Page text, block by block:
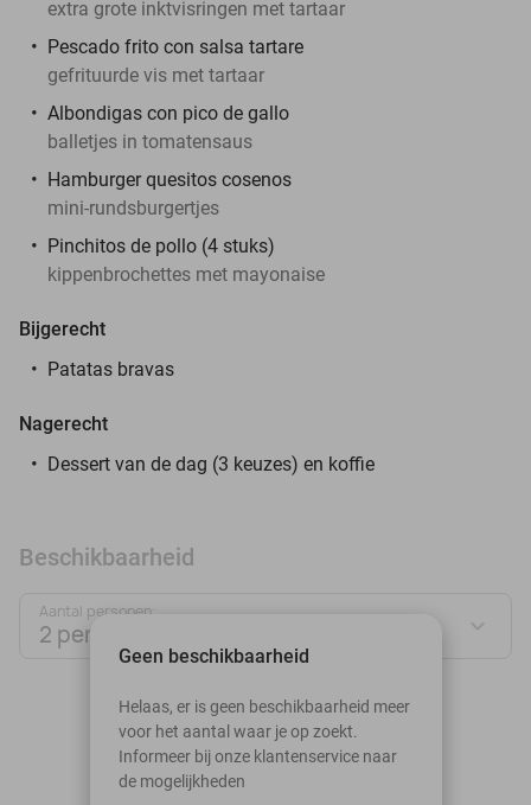
extra grote inktvisringen met tartaar
Pescado frito con salsa tartare
gefrituurde vis met tartaar
Albondigas con pico de gallo
balletjes in tomatensaus
Hamburger quesitos cosenos
mini-rundsburgertjes
Pinchitos de pollo (4 stuks)
kippenbrochettes met mayonaise
Bijgerecht
Patatas bravas
Nagerecht
Dessert van de dag (3 keuzes) en koffie
Beschikbaarheid
Aantal personen:
2 personen
augustus 2026
Ma
Di Wo Do Vr
Geen beschikbaarheid
Helaas, er is geen beschikbaarheid meer
voor het aantal waar je op zoekt.
Informeer bij onze klantenservice naar
de mogelijkheden